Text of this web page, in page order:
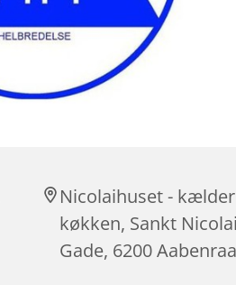
Nicolaihuset - kælder
køkken, Sankt
Gade, 6200 Aabenraa